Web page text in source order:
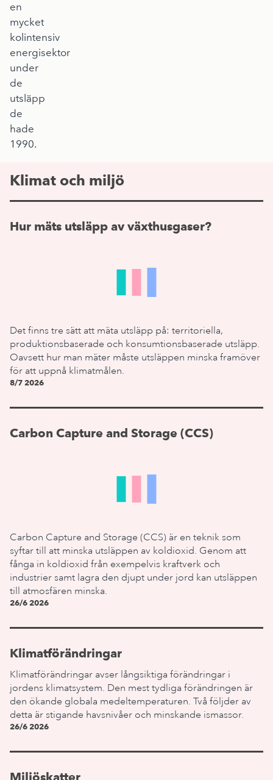
en
mycket
kolintensiv
energisektor
under
de
utsläpp
de
hade
1990.
Klimat och miljö
Hur mäts utsläpp av växthusgaser?
Det finns tre sätt att mäta utsläpp på: territoriella,
produktionsbaserade och konsumtionsbaserade utsläpp.
Oavsett hur man mäter måste utsläppen minska framöver
för att uppnå klimatmålen.
8/7 2026
Carbon Capture and Storage (CCS)
Carbon Capture and Storage (CCS) är en teknik som
syftar till att minska utsläppen av koldioxid. Genom att
fånga in koldioxid från exempelvis kraftverk och
industrier samt lagra den djupt under jord kan utsläppen
till atmosfären minska.
26/6 2026
Klimatförändringar
Klimatförändringar avser långsiktiga förändringar i
jordens klimatsystem. Den mest tydliga förändringen är
den ökande globala medeltemperaturen. Två följder av
detta är stigande havsnivåer och minskande ismassor.
26/6 2026
Miljöskatter